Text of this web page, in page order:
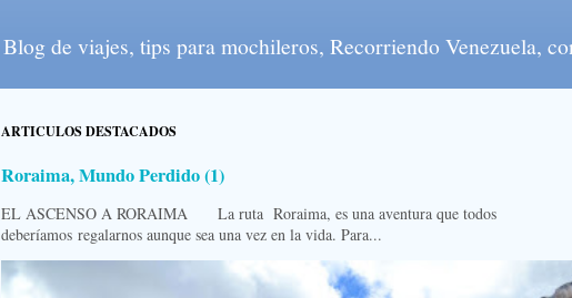
Blog de viajes, tips para mochileros, Recorriendo Venezuela,
ARTICULOS DESTACADOS
Roraima, Mundo Perdido (1)
EL ASCENSO A RORAIMA La ruta Roraima, es una aventura que todos
deberíamos regalarnos aunque sea una vez en la vida. Para...